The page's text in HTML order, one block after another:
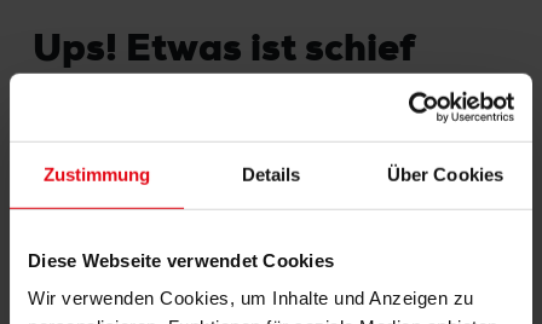
Zustimmung Details Über Cookies
Diese Webseite verwendet Cookies
Wir verwenden Cookies, um Inhalte und Anzeigen zu
Ups! Etwas ist schief
Die Seite, die Sie auf unserer Webseite leider der Suche
nicht gefunden werden kann oder nicht über die
Einige Vorschläge für einen möglichen folgen der